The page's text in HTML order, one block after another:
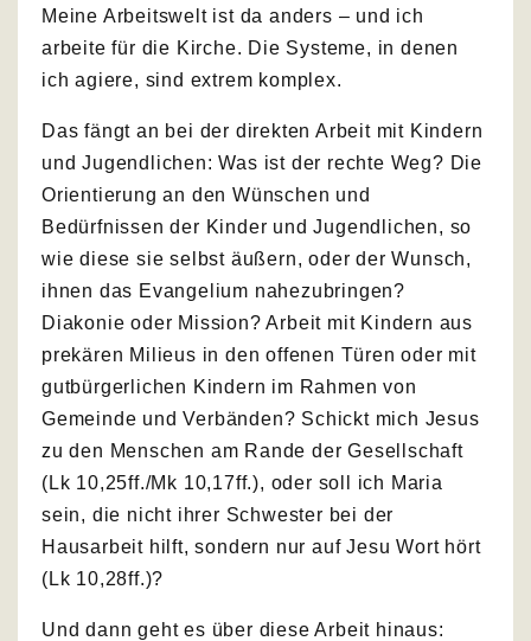
Meine Arbeitswelt ist da anders – und ich
arbeite für die Kirche. Die Systeme, in denen
ich agiere, sind extrem komplex.
Das fängt an bei der direkten Arbeit mit Kindern
und Jugendlichen: Was ist der rechte Weg? Die
Orientierung an den Wünschen und
Bedürfnissen der Kinder und Jugendlichen, so
wie diese sie selbst äußern, oder der Wunsch,
ihnen das Evangelium nahezubringen?
Diakonie oder Mission? Arbeit mit Kindern aus
prekären Milieus in den offenen Türen oder mit
gutbürgerlichen Kindern im Rahmen von
Gemeinde und Verbänden? Schickt mich Jesus
zu den Menschen am Rande der Gesellschaft
(Lk 10,25ff./Mk 10,17ff.), oder soll ich Maria
sein, die nicht ihrer Schwester bei der
Hausarbeit hilft, sondern nur auf Jesu Wort hört
(Lk 10,28ff.)?
Und dann geht es über diese Arbeit hinaus: